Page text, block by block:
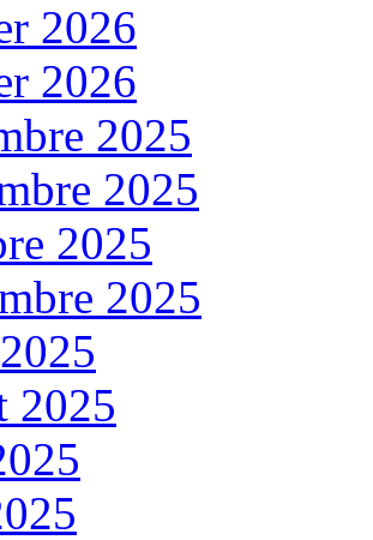
2026
2026
2025
2025
2025
2025
2025